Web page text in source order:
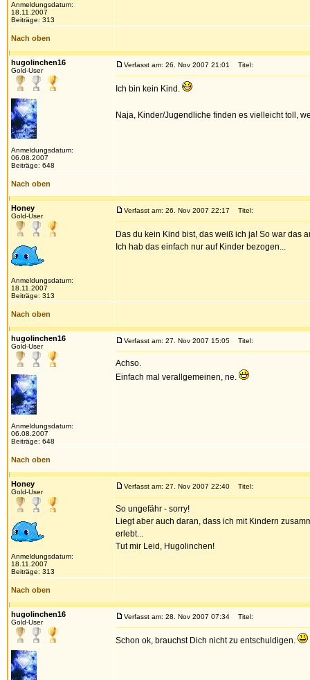
Anmeldungsdatum:
18.11.2007
Beiträge: 313
Nach oben
hugolinchen16
Gold-User
Anmeldungsdatum:
06.08.2007
Beiträge: 648
Verfasst am: 26. Nov 2007 21:01 Titel:
Ich bin kein Kind.
Naja, Kinder/Jugendliche finden es vielleicht toll,
Nach oben
Honey
Gold-User
Anmeldungsdatum:
18.11.2007
Beiträge: 313
Verfasst am: 26. Nov 2007 22:17 Titel:
Das du kein Kind bist, das weiß ich ja! So war das
Ich hab das einfach nur auf Kinder bezogen...
Nach oben
hugolinchen16
Gold-User
Anmeldungsdatum:
06.08.2007
Beiträge: 648
Verfasst am: 27. Nov 2007 15:05 Titel:
Achso.
Einfach mal verallgemeinen, ne.
Nach oben
Honey
Gold-User
Anmeldungsdatum:
18.11.2007
Beiträge: 313
Verfasst am: 27. Nov 2007 22:40 Titel:
So ungefähr - sorry!
Liegt aber auch daran, dass ich mit Kindern
erlebt...
Tut mir Leid, Hugolinchen!
Nach oben
hugolinchen16
Gold-User
Verfasst am: 28. Nov 2007 07:34 Titel:
Schon ok, brauchst Dich nicht zu entschuldigen.